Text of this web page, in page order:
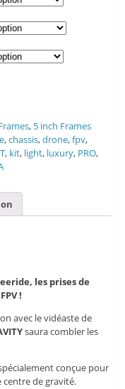
, 5 inch Frames
,chassis,drone,fpv,
, kit, light, luxury, PRO,
les prises de
!
avec le vidéaste de
saura combler les
conçue pour
de gravité.